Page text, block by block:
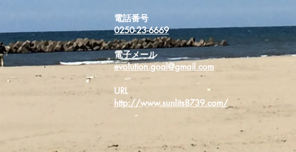
電話番号
0250-23-6669
電子メール
evolution.goal@gmail.com
URL
http://www.sunlits8739.com/